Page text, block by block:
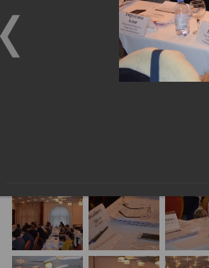
ЭЛЕКТРОННЫЕ СЧЕТА-
СКЛАД.
Семинар с КГД и разработчиками